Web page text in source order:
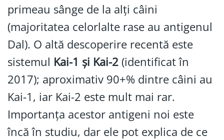
primeau sânge de la alți câini
(majoritatea celorlalte rase au antigenul
Dal). O altă descoperire recentă este
sistemul Kai-1 și Kai-2(identificat în
2017); aproximativ 90+% dintre câini au
Kai-1, iar Kai-2 este mult mai rar.
Importanța acestor antigeni noi este
încă în studiu, dar ele pot explica de ce